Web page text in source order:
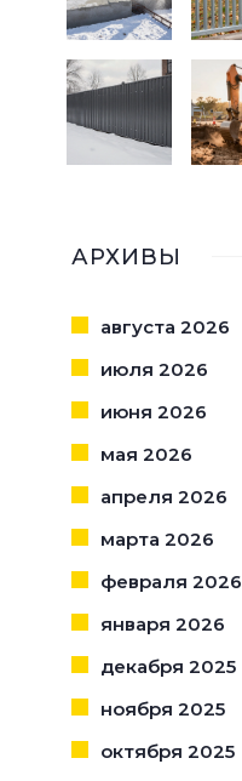
АРХИВЫ
августа 2026
июля 2026
июня 2026
мая 2026
апреля 2026
марта 2026
февраля 2026
января 2026
декабря 2025
ноября 2025
октября 2025